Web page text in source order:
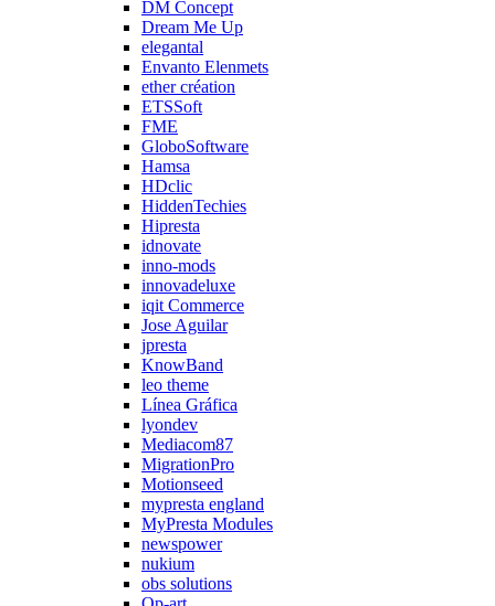
DM Concept
Dream Me Up
elegantal
Envanto Elenmets
ether création
ETSSoft
FME
GloboSoftware
Hamsa
HDclic
HiddenTechies
Hipresta
idnovate
inno-mods
innovadeluxe
iqit Commerce
Jose Aguilar
jpresta
KnowBand
leo theme
Línea Gráfica
lyondev
Mediacom87
MigrationPro
Motionseed
mypresta england
MyPresta Modules
newspower
nukium
obs solutions